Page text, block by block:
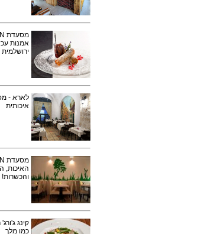
אמנות
ירושלמית
לארא -
איכותית
האיכות,
והכשרות!
קינג
כמו מלך